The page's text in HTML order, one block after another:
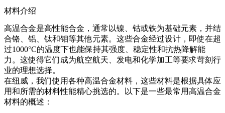
材料介绍
高温合金是高性能合金，通常以镍、钴或铁为基础元素，并结
合铬、铝、钛和钼等其他元素。这些合金经过设计，即使在超
过1000°C的温度下也能保持其强度、稳定性和抗热降解能
力。这使得它们成为航空航天、发电和化学加工等要求苛刻行
业的理想选择。
在纽威，我们使用各种高温合金材料，这些材料是根据具体应
用和所需的材料性能精心挑选的。以下是一些最常用高温合金
材料的概述：